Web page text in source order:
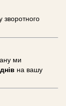
ми
на вашу